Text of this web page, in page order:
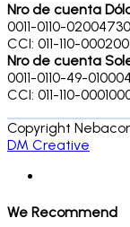
Nro de cuenta
0011-0110-
CCI: 011-110-
Nro de cuenta
0011-0110-49-
CCI: 011-110-
Copyright
DM Creative
We Recommend